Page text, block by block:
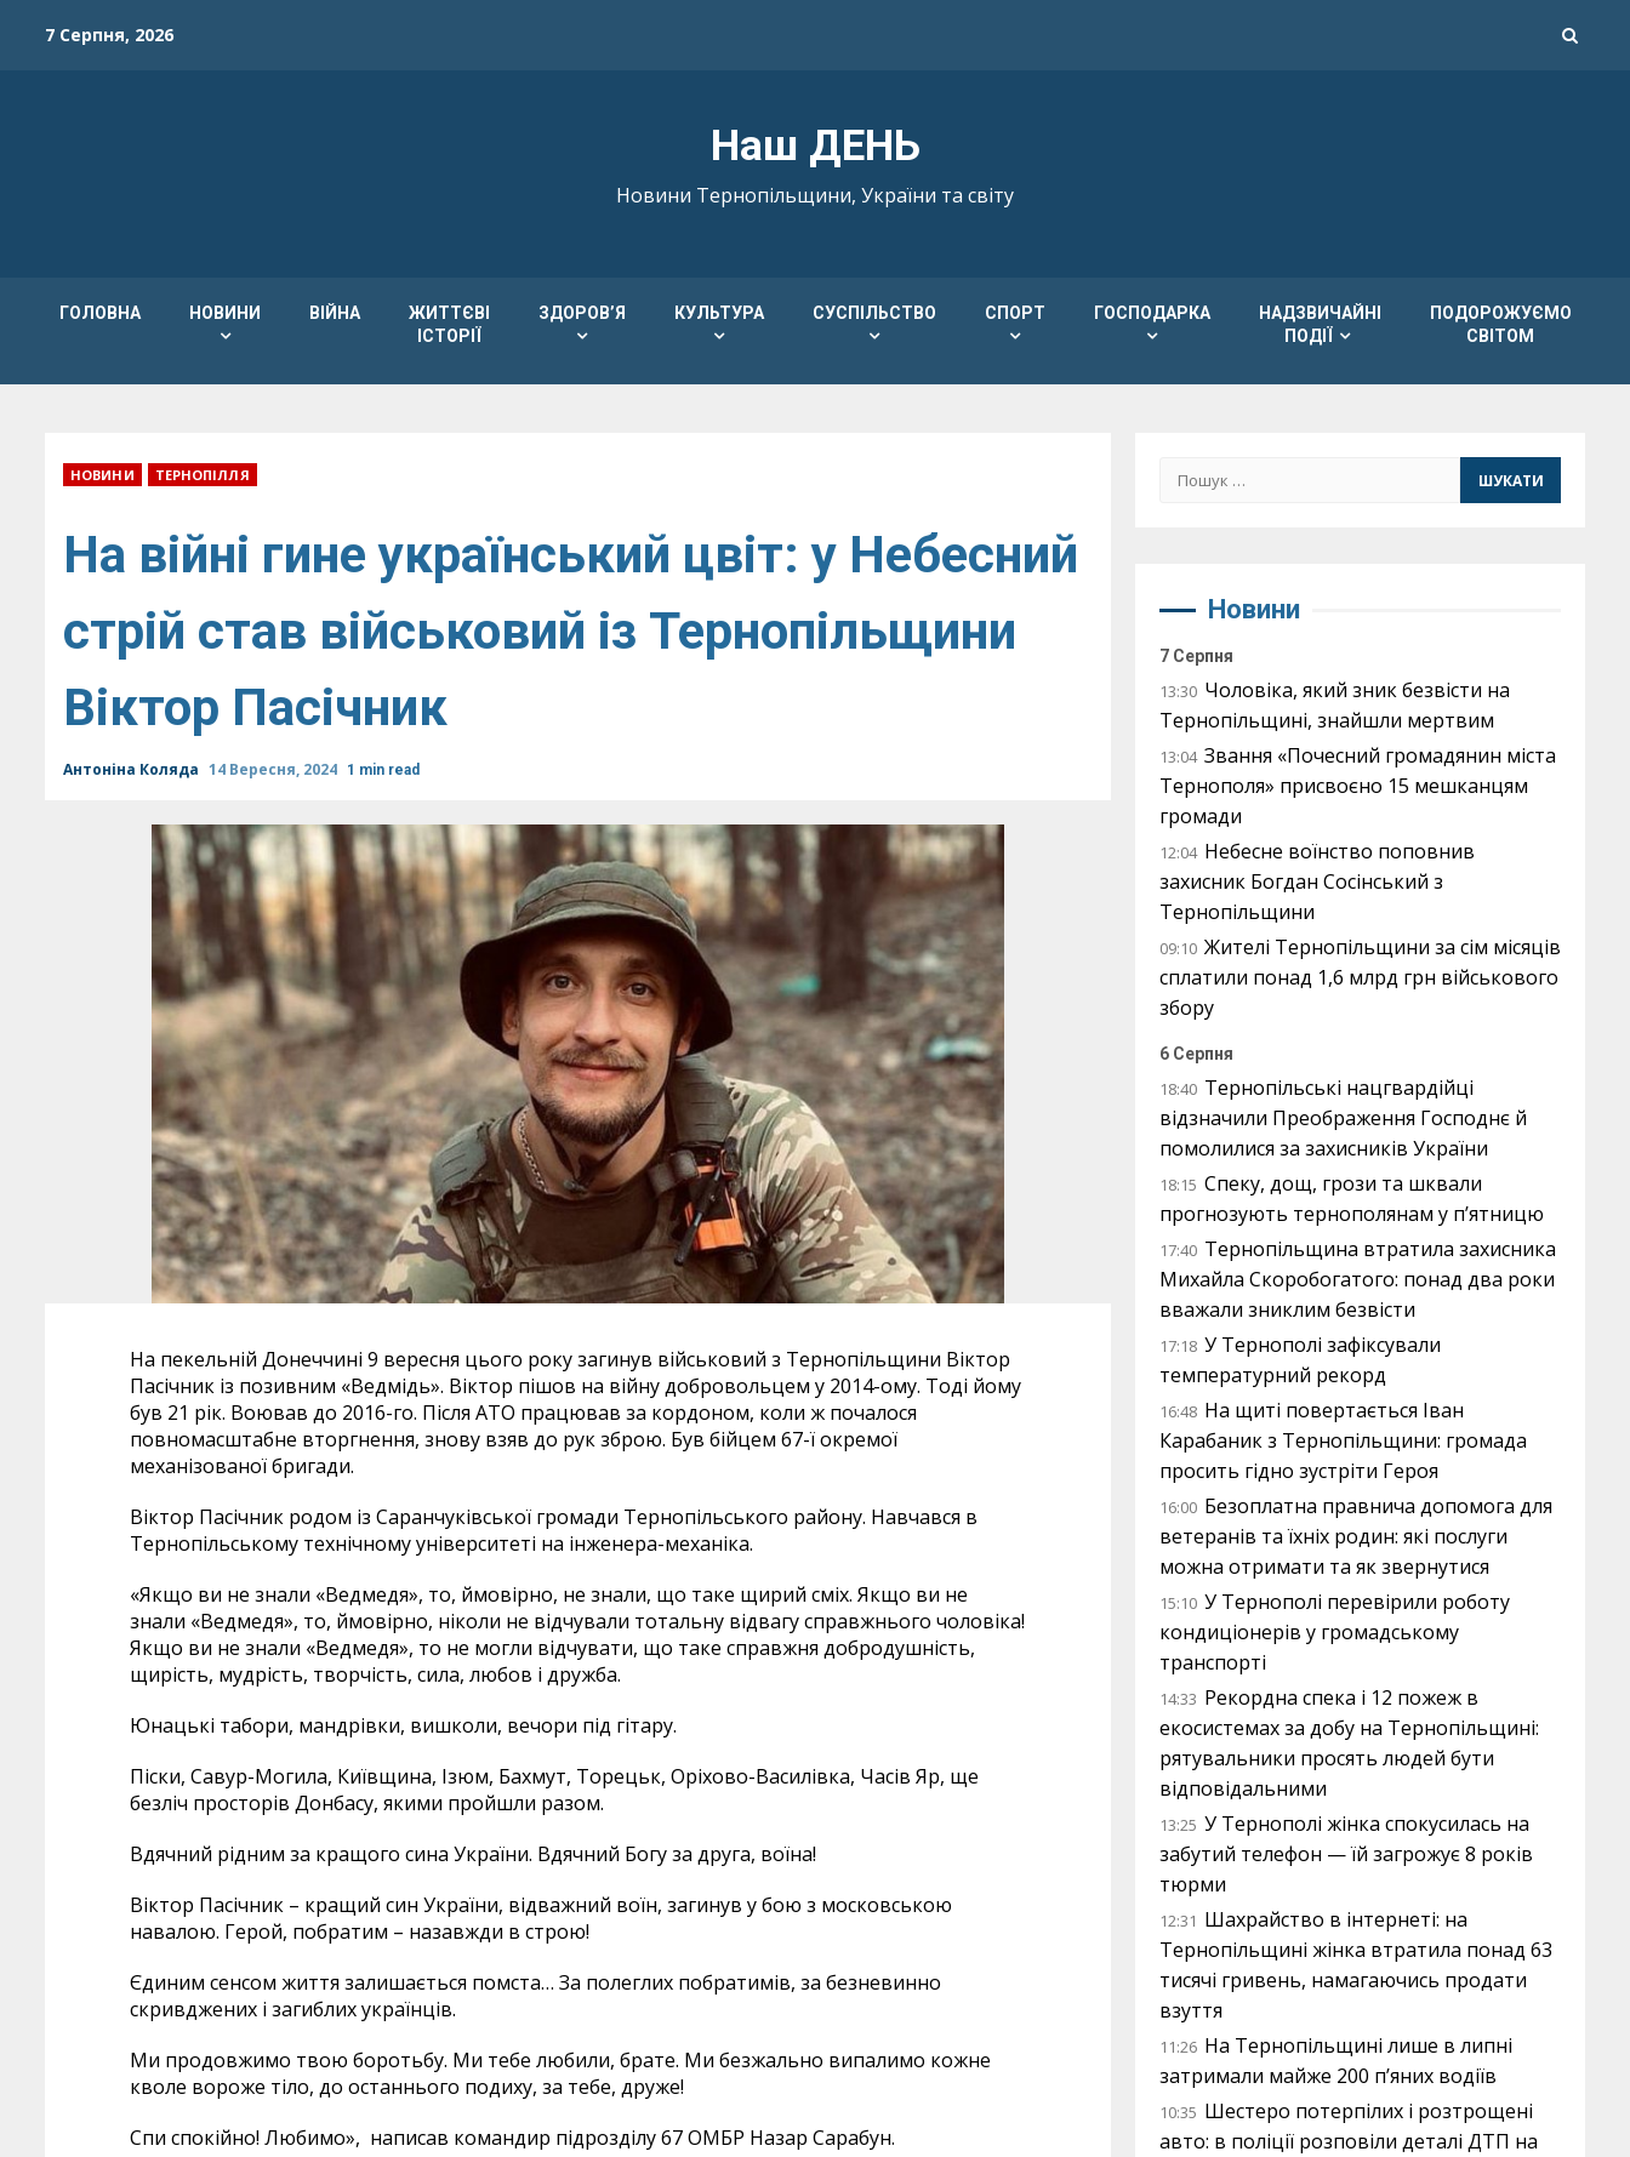
7 Серпня, 2026
Наш ДЕНЬ
Новини Тернопільщини, України та світу
ГОЛОВНА НОВИНИ ВІЙНА
ЖИТТЄВІ
ІСТОРІЇ
ЗДОРОВ’Я КУЛЬТУРА СУСПІЛЬСТВО СПОРТ ГОСПОДАРКА
НАДЗВИЧАЙНІ
ПОДІЇ
ПОДОРОЖУЄМО
СВІТОМ
НОВИНИ ТЕРНОПІЛЛЯ
На війні гине український цвіт: у Небесний
стрій став військовий із Тернопільщини
Віктор Пасічник
Антоніна Коляда 14 Вересня, 2024 1 min read
На пекельній Донеччині 9 вересня цього року загинув військовий з Тернопільщини Віктор
Пасічник із позивним «Ведмідь». Віктор пішов на війну добровольцем у 2014-ому. Тоді йому
був 21 рік. Воював до 2016-го. Після АТО працював за кордоном, коли ж почалося
повномасштабне вторгнення, знову взяв до рук зброю. Був бійцем 67-ї окремої
механізованої бригади.
Віктор Пасічник родом із Саранчуківської громади Тернопільського району. Навчався в
Тернопільському технічному університеті на інженера-механіка.
«Якщо ви не знали «Ведмедя», то, ймовірно, не знали, що таке щирий сміх. Якщо ви не
знали «Ведмедя», то, ймовірно, ніколи не відчували тотальну відвагу справжнього чоловіка!
Якщо ви не знали «Ведмедя», то не могли відчувати, що таке справжня добродушність,
щирість, мудрість, творчість, сила, любов і дружба.
Юнацькі табори, мандрівки, вишколи, вечори під гітару.
Піски, Савур-Могила, Київщина, Ізюм, Бахмут, Торецьк, Оріхово-Василівка, Часів Яр, ще
безліч просторів Донбасу, якими пройшли разом.
Вдячний рідним за кращого сина України. Вдячний Богу за друга, воїна!
Віктор Пасічник – кращий син України, відважний воїн, загинув у бою з московською
навалою. Герой, побратим – назавжди в строю!
Єдиним сенсом життя залишається помста… За полеглих побратимів, за безневинно
скривджених і загиблих українців.
Ми продовжимо твою боротьбу. Ми тебе любили, брате. Ми безжально випалимо кожне
кволе вороже тіло, до останнього подиху, за тебе, друже!
Спи спокійно! Любимо», написав командир підрозділу 67 ОМБР Назар Сарабун.
Пошук:
Новини
7 Серпня
13:30 Чоловіка, який зник безвісти на
Тернопільщині, знайшли мертвим
13:04 Звання «Почесний громадянин міста
Тернополя» присвоєно 15 мешканцям
громади
12:04 Небесне воїнство поповнив
захисник Богдан Сосінський з
Тернопільщини
09:10 Жителі Тернопільщини за сім місяців
сплатили понад 1,6 млрд грн військового
збору
6 Серпня
18:40 Тернопільські нацгвардійці
відзначили Преображення Господнє й
помолилися за захисників України
18:15 Спеку, дощ, грози та шквали
прогнозують тернополянам у п’ятницю
17:40 Тернопільщина втратила захисника
Михайла Скоробогатого: понад два роки
вважали зниклим безвісти
17:18 У Тернополі зафіксували
температурний рекорд
16:48 На щиті повертається Іван
Карабаник з Тернопільщини: громада
просить гідно зустріти Героя
16:00 Безоплатна правнича допомога для
ветеранів та їхніх родин: які послуги
можна отримати та як звернутися
15:10 У Тернополі перевірили роботу
кондиціонерів у громадському
транспорті
14:33 Рекордна спека і 12 пожеж в
екосистемах за добу на Тернопільщині:
рятувальники просять людей бути
відповідальними
13:25 У Тернополі жінка спокусилась на
забутий телефон — їй загрожує 8 років
тюрми
12:31 Шахрайство в інтернеті: на
Тернопільщині жінка втратила понад 63
тисячі гривень, намагаючись продати
взуття
11:26 На Тернопільщині лише в липні
затримали майже 200 п’яних водіїв
10:35 Шестеро потерпілих і розтрощені
авто: в поліції розповіли деталі ДТП на